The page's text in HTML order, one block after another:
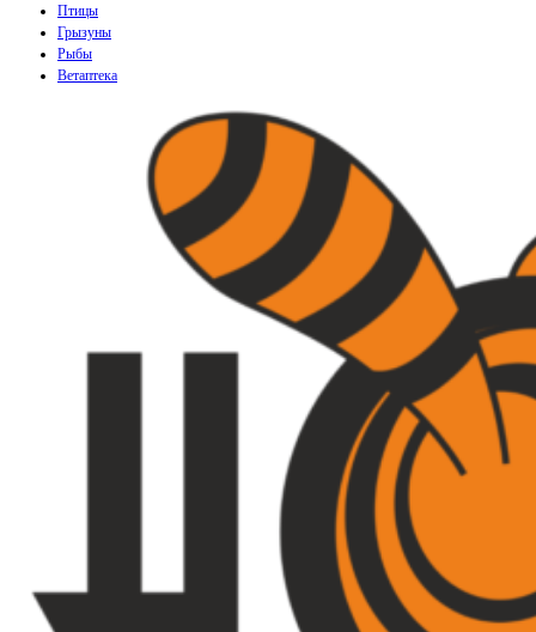
Птицы
Грызуны
Рыбы
Ветаптека